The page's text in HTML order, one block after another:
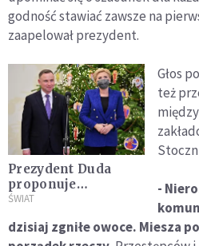
godność stawiać zawsze na
zaapelował prezydent.
Prezydent Duda
proponuje
emeryturę dla
życia
ŚWIAT
Głos
też
-
dzisiaj zgniłe owoce. Miesza